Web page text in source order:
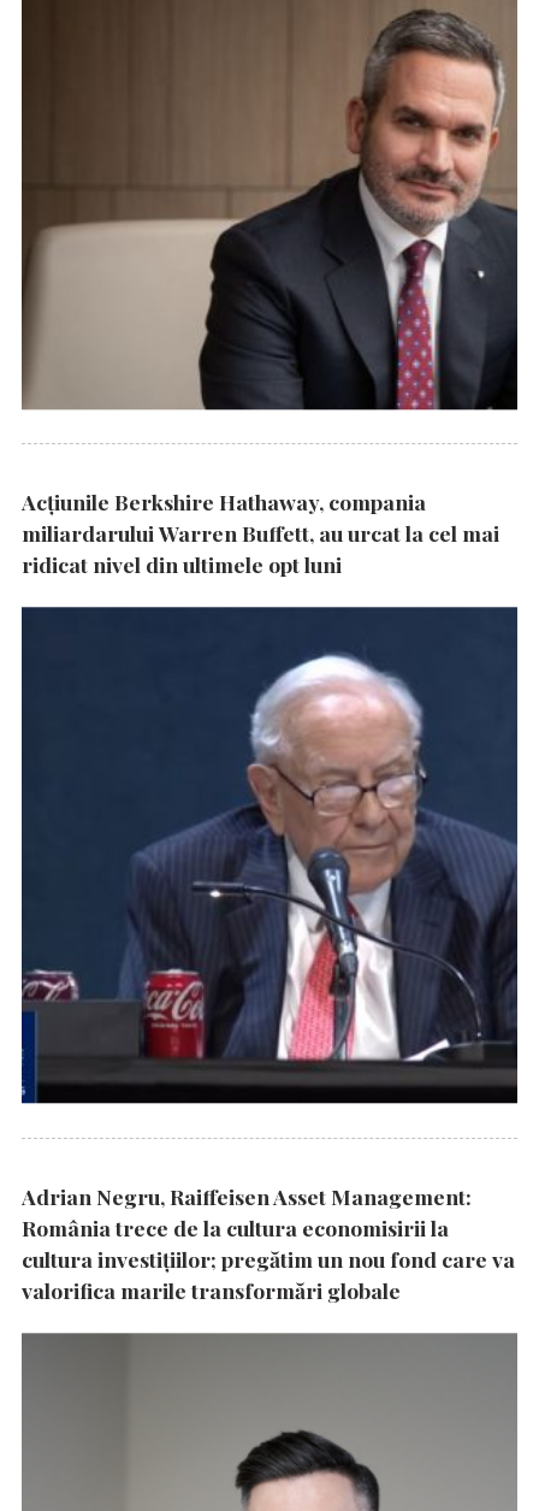
Acțiunile Berkshire Hathaway, compania
miliardarului Warren Buffett, au urcat la cel mai
ridicat nivel din ultimele opt luni
Adrian Negru, Raiffeisen Asset Management:
România trece de la cultura economisirii la
cultura investițiilor; pregătim un nou fond care va
valorifica marile transformări globale